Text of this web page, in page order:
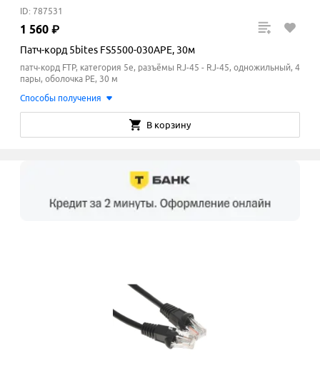
ID: 787531
1 560 ₽
Патч-корд 5bites FS5500-030APE, 30м
патч-корд FTP, категория 5e, разъёмы RJ-45 - RJ-45, одножильный, 4
пары, оболочка PE, 30 м
Способы получения
В корзину